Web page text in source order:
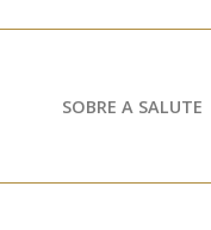
SOBRE A SALUTE